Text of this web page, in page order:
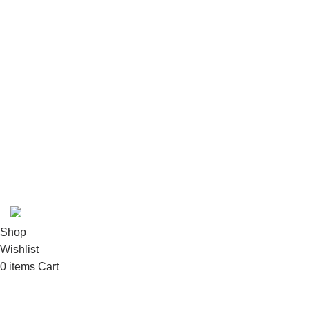
Shop
Wishlist
0 items Cart